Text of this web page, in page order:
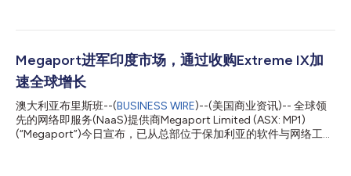
绕经独立或外部安全服务，在避免额外网络延迟与复杂路由配置的
持续向分布式云环境迁移，传统 DDoS 缓解方案已难以适应云化及
分布式基础设施快速发展的需求。传统 ISP 提供的防护方案通常通
过切断全部流量、令服务暂时下线的方式保护网络；而外部第三方
安全服务则往往需要将流量绕行至公共基础设施进行清洗，形成所
谓的“安全绕路”，不仅增加了网络时延，也进一步提升了网络架构
与运维复杂度。 Megaport DDoS Protection 通过将原生网络架构
防护能力直接融入 Megaport 网络，从根本上解决了上述挑战，弥
Megaport进军印度市场，通过收购Extreme IX加
速全球增长
澳大利亚布里斯班--(BUSINESS WIRE)--(美国商业资讯)-- 全球领
先的网络即服务(NaaS)提供商Megaport Limited (ASX: MP1)
(“Megaport”)今日宣布，已从总部位于保加利亚的软件与网络工程